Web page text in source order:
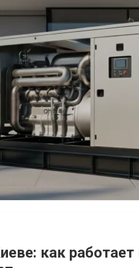
как